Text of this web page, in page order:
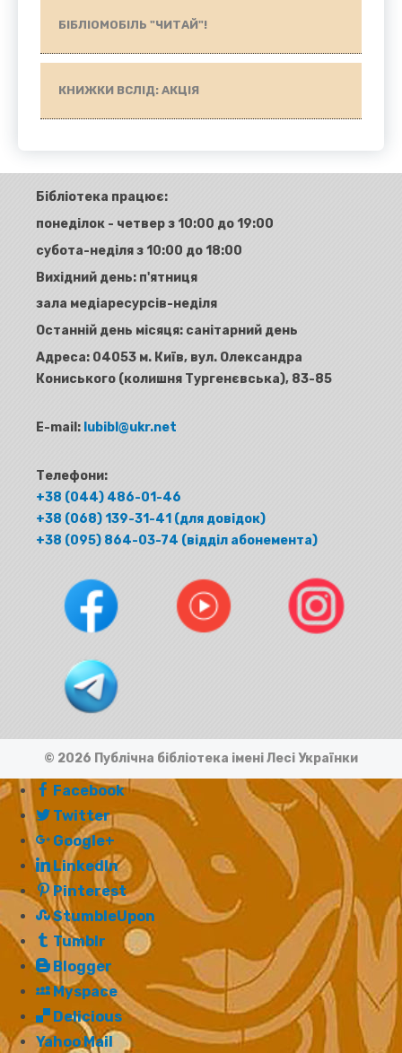
БІБЛІОМОБІЛЬ "ЧИТАЙ"!
КНИЖКИ ВСЛІД: АКЦІЯ
Бібліотека працює:
понеділок - четвер з 10:00 до 19:00
субота-неділя з 10:00 до 18:00
Вихідний день: п'ятниця
зала медіаресурсів-неділя
Останній день місяця: санітарний день
Адреса: 04053 м. Київ, вул. Олександра
Кониського (колишня Тургенєвська), 83-85
E-mail: lubibl@ukr.net
Телефони:
+38 (044) 486-01-46
+38 (068) 139-31-41 (для довідок)
+38 (095) 864-03-74 (відділ абонемента)
© 2026 Публічна бібліотека імені Лесі Українки
Facebook
Twitter
Google+
LinkedIn
Pinterest
StumbleUpon
Tumblr
Blogger
Myspace
Delicious
Yahoo Mail